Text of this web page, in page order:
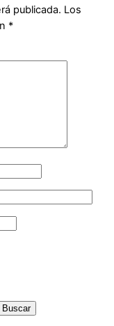
publicada. Los
*
Buscar